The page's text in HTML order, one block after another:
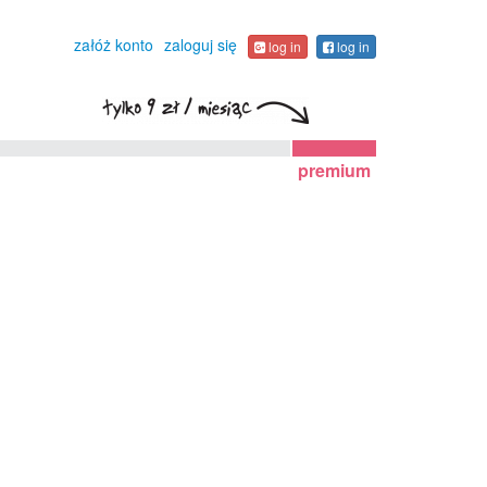
załóż konto zaloguj się log in log in
premium